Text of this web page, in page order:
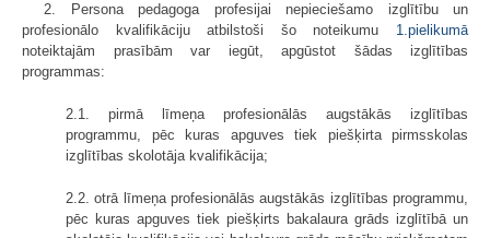
2. Persona pedagoga profesijai nepieciešamo izglītību un
profesionālo kvalifikāciju atbilstoši šo noteikumu 1.pielikumā
noteiktajām prasībām var iegūt, apgūstot šādas izglītības
programmas:
2.1. pirmā līmeņa profesionālās augstākās izglītības
programmu, pēc kuras apguves tiek piešķirta pirmsskolas
izglītības skolotāja kvalifikācija;
2.2. otrā līmeņa profesionālās augstākās izglītības programmu,
pēc kuras apguves tiek piešķirts bakalaura grāds izglītībā un